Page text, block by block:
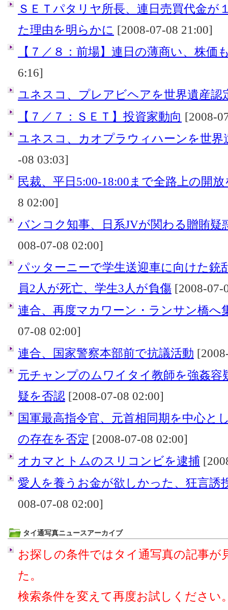
ＳＥＴパタリヤ所長、連日売買代金が
た理由を明らかに [2008-07-08 21:00]
【７／８：前場】連日の薄商い、株価
6:16]
ユネスコ、プレアビヘアを世界遺産認
【７／７：ＳＥＴ】投資家動向 [2008-
ユネスコ、カオプラウィハーンを世界
-08 03:03]
民裁、平日5:00-18:00まで全路上の開
8 02:00]
バンコク知事、日系JVが関わる贈賄疑
008-07-08 02:00]
パッターニーで学生送迎車に向けた銃
員2人が死亡、学生3人が負傷 [2008-07-
連合、再度マカワーン・ランサン橋へ
07-08 02:00]
連合、国家警察本部前で抗議活動
元チャンプのムワイタイ教師を強姦容
疑を否認 [2008-07-08 02:00]
国軍最高指令官、元首相同期を中心と
の存在を否定 [2008-07-08 02:00]
オカマとトムのスリコンビを逮捕
愛人を養うお金が欲しかった、狂言誘
008-07-08 02:00]
タイ通写真ニュースアーカイブ
お探しの条件ではタイ通写真の記事が
た。
検索条件を変えて再度お試しください